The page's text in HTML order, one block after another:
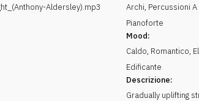
Aldersley).mp3
Archi, Percussioni
Pianoforte
Mood:
Caldo, Romantico,
Edificante
Descrizione:
Gradually uplifting